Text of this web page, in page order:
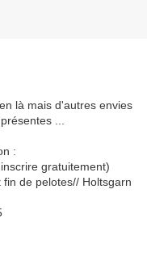
là mais d'autres envies
...
:
gratuitement)
de pelotes// Holtsgarn